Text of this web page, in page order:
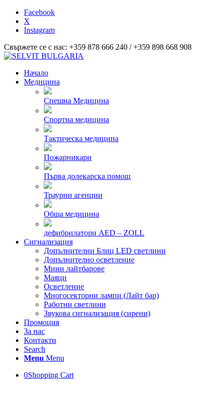
Facebook
X
Instagram
Свържете се с нас: +359 878 666 240 / +359 898 668 908
Начало
Медицина
Спешна Медицина
Спортна медицина
Тактическа медицина
Пожарникари
Първа долекарска помощ
Траурни агенции
Обща медицина
дефибрилатори AED – ZOLL
Сигнализация
Допълнителни Блиц LED светлини
Допълнително осветление
Мини лайтбарове
Маяци
Осветление
Многосекторни лампи (Лайт бар)
Работни светлини
Звукова сигнализация (сирени)
Промоция
За нас
Контакти
Search
Menu Menu
0Shopping Cart